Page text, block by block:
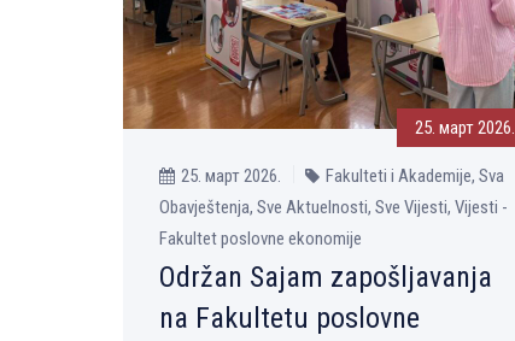
25. март 2026.
25. март 2026.
Fakulteti i Akademije, Sva
Obavještenja, Sve Aktuelnosti, Sve Vijesti, Vijesti -
Fakultet poslovne ekonomije
Održan Sajam zapošlјavanja
na Fakultetu poslovne